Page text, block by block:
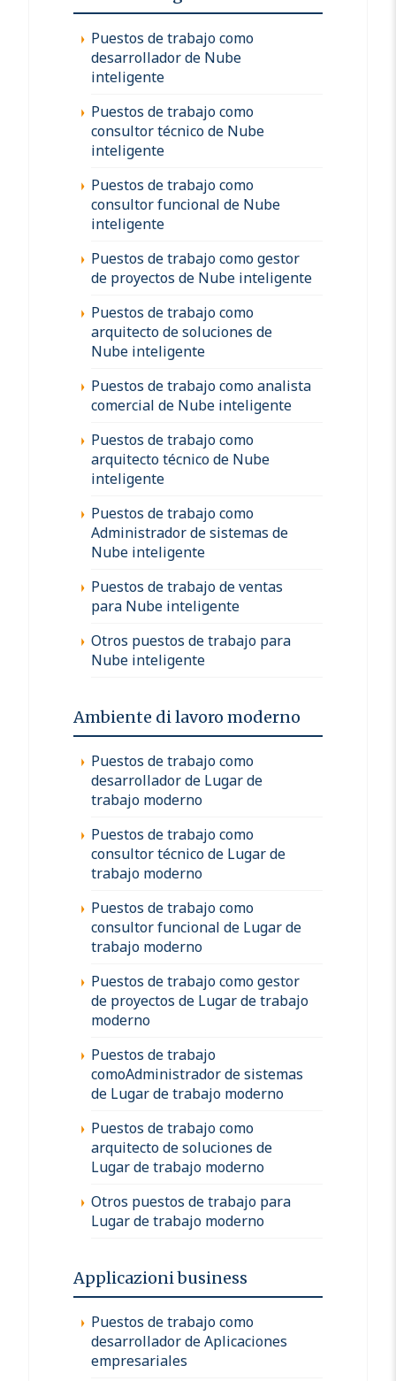
Puestos de trabajo como
desarrollador de Nube
inteligente
Puestos de trabajo como
consultor técnico de Nube
inteligente
Puestos de trabajo como
consultor funcional de Nube
inteligente
Puestos de trabajo como gestor
de proyectos de Nube inteligente
Puestos de trabajo como
arquitecto de soluciones de
Nube inteligente
Puestos de trabajo como analista
comercial de Nube inteligente
Puestos de trabajo como
arquitecto técnico de Nube
inteligente
Puestos de trabajo como
Administrador de sistemas de
Nube inteligente
Puestos de trabajo de ventas
para Nube inteligente
Otros puestos de trabajo para
Nube inteligente
Ambiente di lavoro moderno
Puestos de trabajo como
desarrollador de Lugar de
trabajo moderno
Puestos de trabajo como
consultor técnico de Lugar de
trabajo moderno
Puestos de trabajo como
consultor funcional de Lugar de
trabajo moderno
Puestos de trabajo como gestor
de proyectos de Lugar de trabajo
moderno
Puestos de trabajo
comoAdministrador de sistemas
de Lugar de trabajo moderno
Puestos de trabajo como
arquitecto de soluciones de
Lugar de trabajo moderno
Otros puestos de trabajo para
Lugar de trabajo moderno
Applicazioni business
Puestos de trabajo como
desarrollador de Aplicaciones
empresariales